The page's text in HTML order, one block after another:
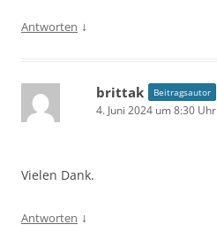
Antworten ↓
brittak Beitragsautor
4. Juni 2024 um 8:30 Uhr
Vielen Dank.
Antworten ↓